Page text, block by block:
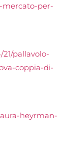
mercato-per-
pallavolo-
coppia-di-
heyrman-